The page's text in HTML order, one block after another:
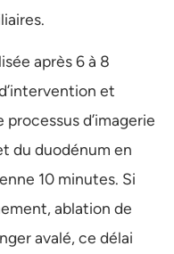
après 6 à 8
et
d’imagerie
du duodénum en
10 minutes. Si
ablation de
avalé, ce délai